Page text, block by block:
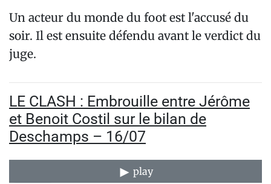
Un acteur du monde du foot est l'accusé du
soir. Il est ensuite défendu avant le verdict du
juge.
LE CLASH : Embrouille entre Jérôme
et Benoit Costil sur le bilan de
Deschamps – 16/07
play